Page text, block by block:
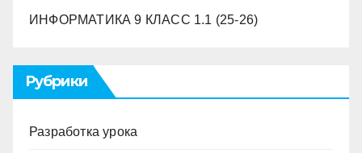
ИНФОРМАТИКА 9 ​​КЛАСС 1.1 (25-26)
Рубрики
Разработка урока